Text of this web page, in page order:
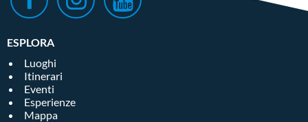
ESPLORA
Luoghi
Itinerari
Eventi
Esperienze
Mappa